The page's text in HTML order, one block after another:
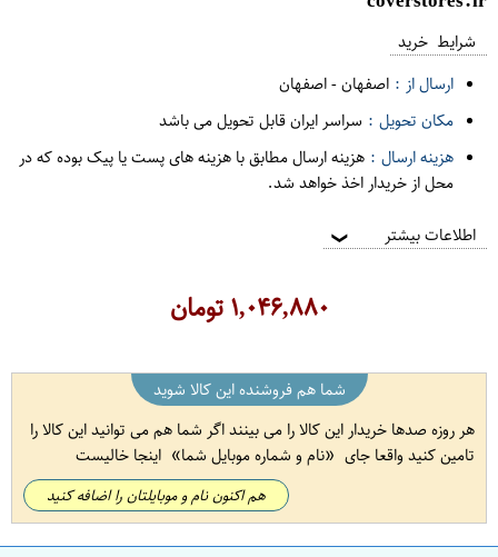
شرایط خرید
ارسال از : اصفهان-اصفهان
مکان تحویل : سراسر ایران قابل تحویل می باشد
هزینه ارسال : هزینه ارسال مطابق با هزینه های پست یا پیک بوده که در
محل از خریدار اخذ خواهد شد.
اطلاعات بیشتر ❯
۱,۰۴۶,۸۸۰تومان
شما هم فروشنده این کالا شوید
هر روزه صدها خریدار این کالا را می بینند اگر شما هم می توانید این کالا را
تامین کنید واقعا جای
نام و شماره موبایل شما اینجا خالیست
هم اکنون نام و موبایلتان را اضافه کنید